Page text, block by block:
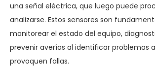
una señal eléctrica, que luego puede
analizarse. Estos sensores son
monitorear el estado del equipo,
prevenir averías al identificar problemas
provoquen fallas.